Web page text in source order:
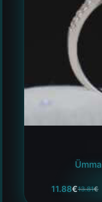
13.81€
11.88€